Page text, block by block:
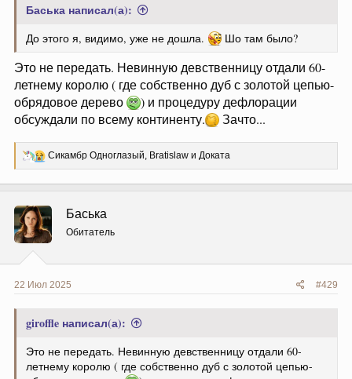
Баська написал(а):
До этого я, видимо, уже не дошла. Шо там было?
Это не передать. Невинную девственницу отдали 60-
летнему королю ( где собственно дуб с золотой цепью-
обрядовое дерево
) и процедуру дефлорации
обсуждали по всему континенту.
Зачто...
Р
ц
и
и
:
Сикамбр Одноглазый Bratislaw и Доката
Баська
Обитатель
22 Июл 2025 #429
giroffle написал(а):
Это не передать. Невинную девственницу отдали 60-
летнему королю ( где собственно дуб с золотой цепью-